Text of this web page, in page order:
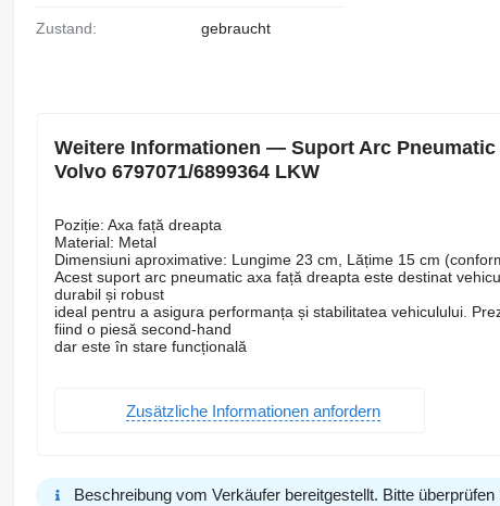
Zustand: gebraucht
Weitere Informationen — Suport Arc Pneumatic
Volvo 6797071/6899364 LKW
Poziție: Axa față dreapta
Material: Metal
Dimensiuni aproximative: Lungime 23 cm, Lățime 15 cm
Acest suport arc pneumatic axa față dreapta este destinat
durabil și robust
ideal pentru a asigura performanța și stabilitatea vehiculului.
fiind o piesă second-hand
dar este în stare funcțională
Zusätzliche Informationen anfordern
Beschreibung vom Verkäufer bereitgestellt. Bitte